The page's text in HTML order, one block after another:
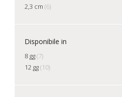
2,3 cm (6)
Disponibile in
8 gg(7)
12 gg(10)